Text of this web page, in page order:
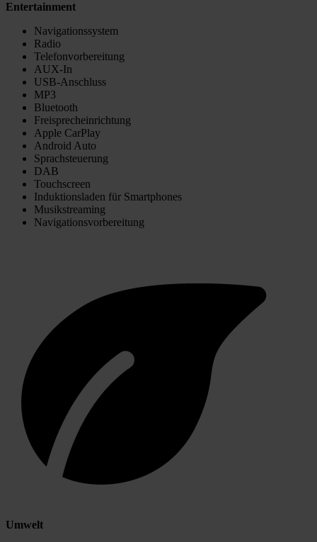
Entertainment
Navigationssystem
Radio
Telefonvorbereitung
AUX-In
USB-Anschluss
MP3
Bluetooth
Freisprecheinrichtung
Apple CarPlay
Android Auto
Sprachsteuerung
DAB
Touchscreen
Induktionsladen für Smartphones
Musikstreaming
Navigationsvorbereitung
Umwelt